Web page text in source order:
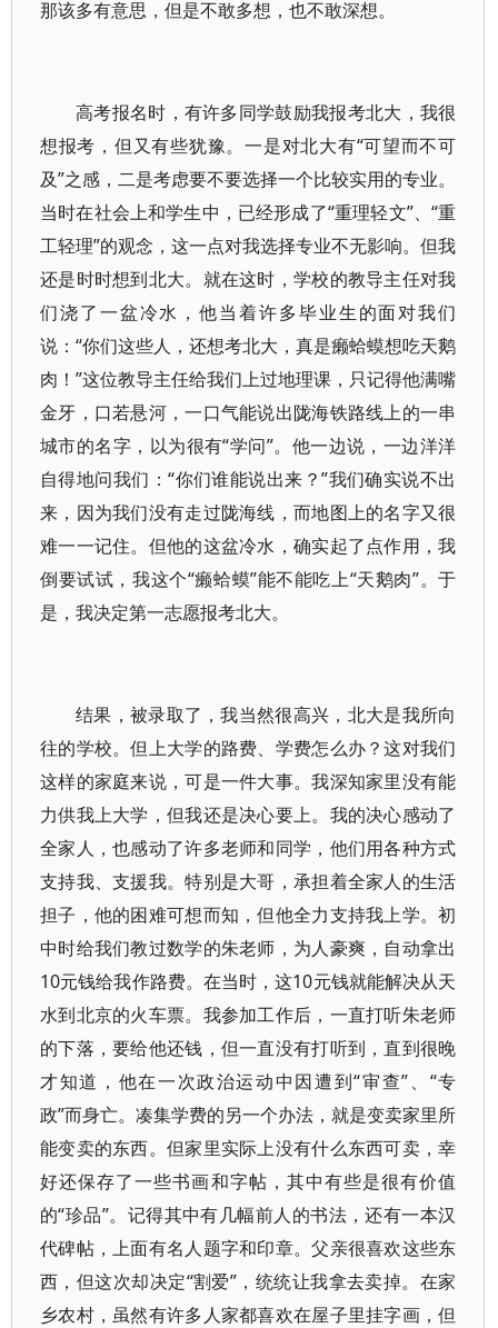
那该多有意思，但是不敢多想，也不敢深想。
高考报名时，有许多同学鼓励我报考北大，我很
想报考，但又有些犹豫。一是对北大有“可望而不可
及”之感，二是考虑要不要选择一个比较实用的专业。
当时在社会上和学生中，已经形成了“重理轻文”、“重
工轻理”的观念，这一点对我选择专业不无影响。但我
还是时时想到北大。就在这时，学校的教导主任对我
们浇了一盆冷水，他当着许多毕业生的面对我们
说：“你们这些人，还想考北大，真是癞蛤蟆想吃天鹅
肉！”这位教导主任给我们上过地理课，只记得他满嘴
金牙，口若悬河，一口气能说出陇海铁路线上的一串
城市的名字，以为很有“学问”。他一边说，一边洋洋
自得地问我们：“你们谁能说出来？”我们确实说不出
来，因为我们没有走过陇海线，而地图上的名字又很
难一一记住。但他的这盆冷水，确实起了点作用，我
倒要试试，我这个“癞蛤蟆”能不能吃上“天鹅肉”。于
是，我决定第一志愿报考北大。
结果，被录取了，我当然很高兴，北大是我所向
往的学校。但上大学的路费、学费怎么办？这对我们
这样的家庭来说，可是一件大事。我深知家里没有能
力供我上大学，但我还是决心要上。我的决心感动了
全家人，也感动了许多老师和同学，他们用各种方式
支持我、支援我。特别是大哥，承担着全家人的生活
担子，他的困难可想而知，但他全力支持我上学。初
中时给我们教过数学的朱老师，为人豪爽，自动拿出
10元钱给我作路费。在当时，这10元钱就能解决从天
水到北京的火车票。我参加工作后，一直打听朱老师
的下落，要给他还钱，但一直没有打听到，直到很晚
才知道，他在一次政治运动中因遭到“审查”、“专
政”而身亡。凑集学费的另一个办法，就是变卖家里所
能变卖的东西。但家里实际上没有什么东西可卖，幸
好还保存了一些书画和字帖，其中有些是很有价值
的“珍品”。记得其中有几幅前人的书法，还有一本汉
代碑帖，上面有名人题字和印章。父亲很喜欢这些东
西，但这次却决定“割爱”，统统让我拿去卖掉。在家
乡农村，虽然有许多人家都喜欢在屋子里挂字画，但